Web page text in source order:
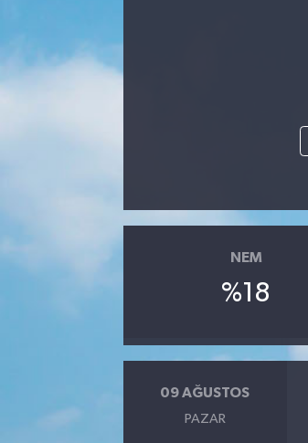
NEM
%18
09 AĞUSTOS
PAZAR
Magazin